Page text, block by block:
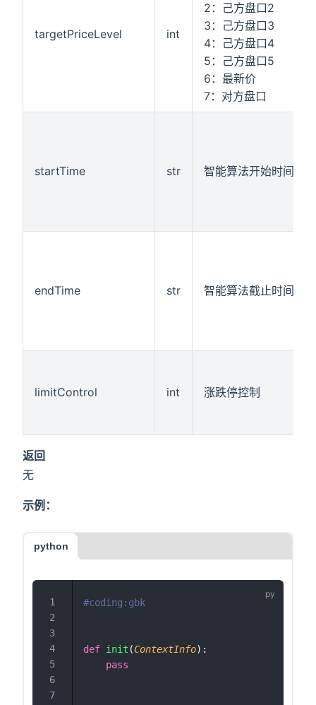
targetPriceLevel int
2：己方盘口2
3：己方盘口3
4：己方盘口4
5：己方盘口5
6：最新价
7：对方盘口
startTime str 智能算法开始时间
endTime str 智能算法截止时间
limitControl int 涨跌停控制
返回
无
示例：
python
#coding:gbk
def init (ContextInfo):
pass